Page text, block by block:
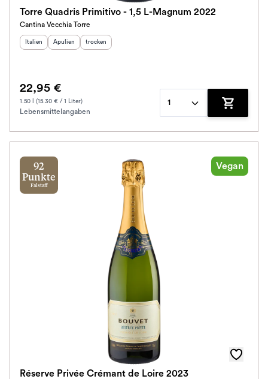
Torre Quadris Primitivo - 1,5 L-Magnum 2022
Cantina Vecchia Torre
Herkunftsland:
Italien Herkunftsregion:
Apulien Geschmack
trocken
22,95 €
1.50 l (15.30 € / 1 Liter)
Lebensmittelangaben
1
Zum
92
Punkte
Falstaff
Vegan
Réserve Privée Crémant de Loire 2023